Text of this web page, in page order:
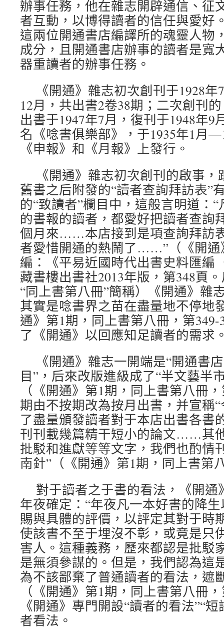
辦事任務，他在雜志開辟通信、征
者互動，以博得讀者的信任與愛好
這兩位開通書店編譯所的魂靈人物
成分，且開通書店辦事的讀者是寬
器重讀者的辦事任務。
《開通》雜志初次創刊于1928
12月，共出書2卷38期；二次創刊
出書于1947年7月，復刊于1948年9
名《唸書俱樂部》，于1935年1月
《申報》和《月報》上發行。
《開通》雜志初次創刊的啟事
舊書之后附發的“讀者查詢拜訪表
的“致讀者”欄目中，這般言明道：
的書報的讀者，都愛好把讀者查詢
個月來……本店接到是項查詢拜訪
者愛惜開通的熱鬧了……”（《開通
編：《平易近國時代出書史料匯編
藏書樓出書社2013年版，第348頁
“同上書第八冊”簡稱）《開通》雜
其實是唸書界之苗在盡量地不停地
通》第1期，同上書第八冊，第
了《開通》以回應知足讀者的需求
《開通》雜志一開端是“開通書
目”，后來改版進級成了“半文藝半
（《開通》第1期，同上書第八冊
期由不按期改為按月出書，并宣稱
了盡量頒發讀者對于本店出書各書
刊刊載幾篇精干短小的論文……其
批駁和進獻等等文字，我們也酌情
南針”（《開通》第1期，同上書第
對于讀者之于書的看法，《開
年夜確定：“年夜凡一本好書的降
賜與具體的評價，以評定其對于時
使該書不至于埋沒不彰，或竟是只
害人。這種義務，歷來都認是批駁
是無須參謀的。但是，我們認為這
為不該鄙棄了普通讀者的看法，遮
（《開通》第1期，同上書第八冊
《開通》專門開設“讀者的看法”“
者看法。